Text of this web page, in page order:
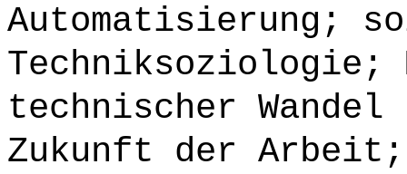
Automatisierung;
Techniksoziologie;
technischer
Zukunft der Arbeit;